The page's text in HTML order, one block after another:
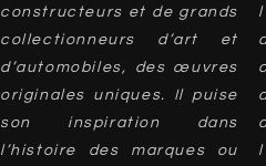
constructeurs et de grands
collectionneurs d’art et
d’automobiles, des œuvres
originales uniques. Il puise
son inspiration dans
l’histoire des marques ou